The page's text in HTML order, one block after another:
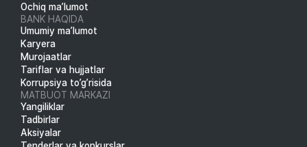
Ochiq ma’lumot
BANK HAQIDA
Umumiy ma’lumot
Karyera
Murojaatlar
Tariflar va hujjatlar
Korrupsiya to’g’risida
MATBUOT MARKAZI
Yangiliklar
Tadbirlar
Aksiyalar